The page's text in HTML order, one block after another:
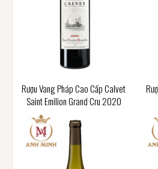
Rượu Vang Pháp Cao Cấp Calvet
Saint Emilion Grand Cru 2020